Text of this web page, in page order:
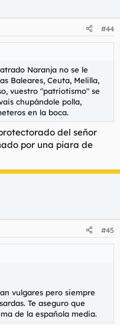
#44
Naranja no se le
Baleares, Ceuta, Melilla,
vuestro "patriotismo" se
chupándole polla,
en la boca.
del señor
por una piara de
#45
vulgares pero siempre
Te aseguro que
de la española media.